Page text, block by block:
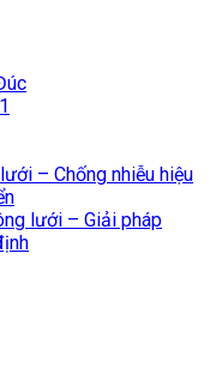
– Chống nhiễu hiệu
lưới – Giải pháp